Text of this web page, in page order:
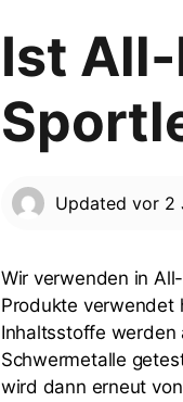
Ist
Updated vor 2
Wir verwenden in
Produkte verwendet
Inhaltsstoffe werden
Schwermetalle
wird dann erneut